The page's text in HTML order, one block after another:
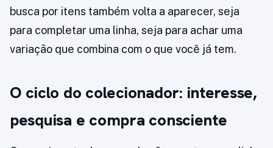
busca por itens também volta a aparecer, seja
para completar uma linha, seja para achar uma
variação que combina com o que você já tem.
O ciclo do colecionador: interesse,
pesquisa e compra consciente